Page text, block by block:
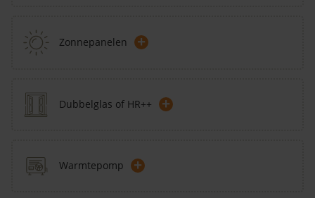
Zonnepanelen +
Dubbelglas of HR++ +
Warmtepomp +